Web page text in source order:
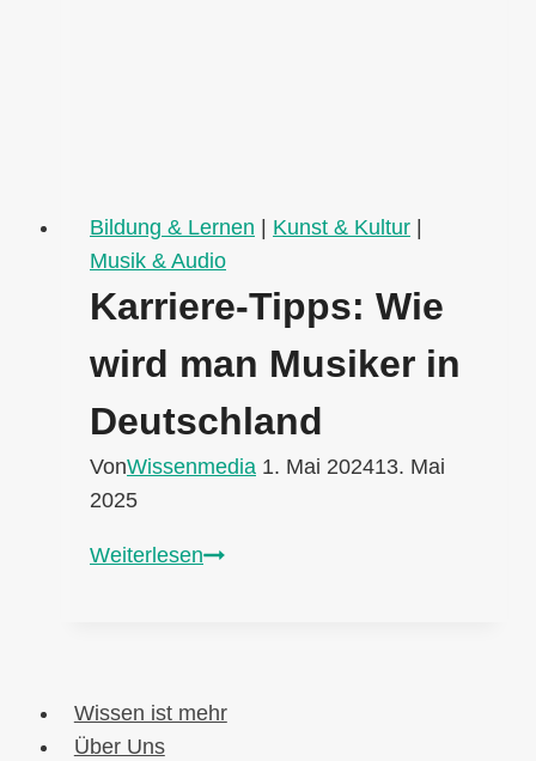
Bildung & Lernen Kunst & Kultur
Musik & Audio
Karriere-Tipps: Wie
wird man Musiker in
Deutschland
VonWissenmedia 1. Mai 202413. Mai
2025
WeiterlesenKarriere-
Musiker
Wissen ist mehr
Über Uns